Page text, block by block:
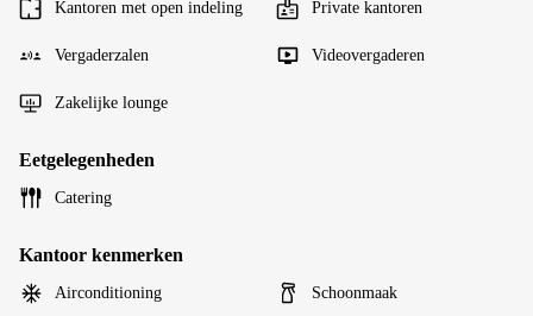
Kantoren met open indeling Private kantoren
Vergaderzalen Videovergaderen
Zakelijke lounge
Eetgelegenheden
Catering
Kantoor kenmerken
Airconditioning Schoonmaak